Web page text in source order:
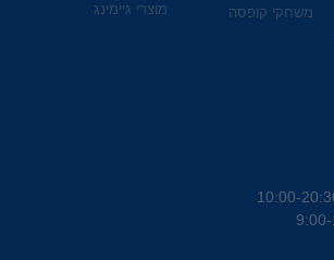
משחקי קופסה
מוצרי גיימינג